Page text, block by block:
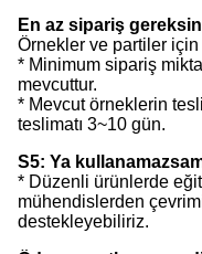
En az sipariş
Örnekler ve partiler
* Minimum sipariş
mevcuttur.
* Mevcut örneklerin
teslimatı 3~10 gün.
S5: Ya
* Düzenli ürünlerde
mühendislerden
destekleyebiliriz.